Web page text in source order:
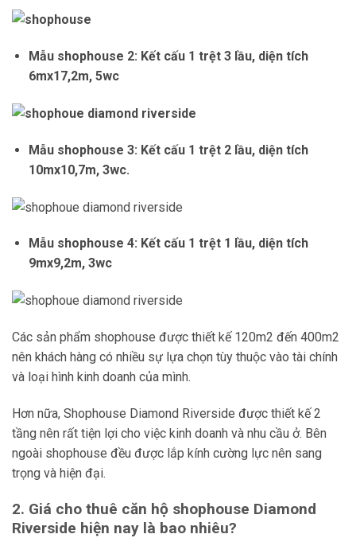
Mẫu shophouse 2: Kết cấu 1 trệt 3 lầu, diện tích
6mx17,2m, 5wc
Mẫu shophouse 3: Kết cấu 1 trệt 2 lầu, diện tích
10mx10,7m, 3wc.
Mẫu shophouse 4: Kết cấu 1 trệt 1 lầu, diện tích
9mx9,2m, 3wc
Các sản phẩm shophouse được thiết kế 120m2 đến 400m2
nên khách hàng có nhiều sự lựa chọn tùy thuộc vào tài chính
và loại hình kinh doanh của mình.
Hơn nữa, Shophouse Diamond Riverside được thiết kế 2
tầng nên rất tiện lợi cho việc kinh doanh và nhu cầu ở. Bên
ngoài shophouse đều được lắp kính cường lực nên sang
trọng và hiện đại.
2. Giá cho thuê căn hộ shophouse Diamond
Riverside hiện nay là bao nhiêu?